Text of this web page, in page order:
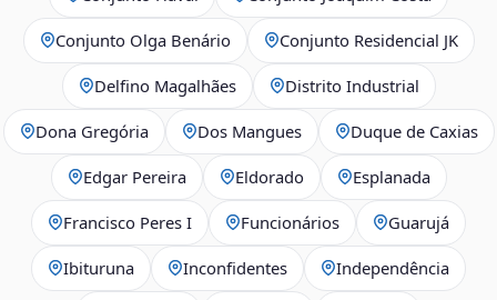
Conjunto Olga Benário Conjunto Residencial JK
Delfino Magalhães Distrito Industrial
Dona Gregória Dos Mangues Duque de Caxias
Edgar Pereira Eldorado Esplanada
Francisco Peres I Funcionários Guarujá
Ibituruna Inconfidentes Independência